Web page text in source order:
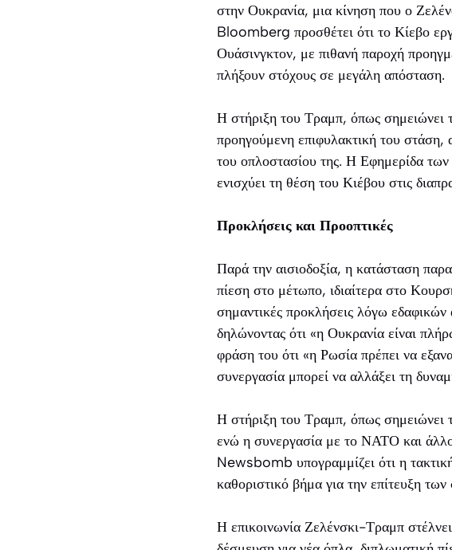
στην Ουκρανία, μια κίνηση που ο
Bloomberg προσθέτει ότι το Κίεβο
Ουάσινγκτον, με πιθανή παροχή
πλήξουν στόχους σε μεγάλη απόσταση.
Η στήριξη του Τραμπ, όπως
προηγούμενη επιφυλακτική του στάση,
του οπλοστασίου της. Η Εφημερίδα
ενισχύει τη θέση του Κιέβου στις
Προκλήσεις και Προοπτικές
Παρά την αισιοδοξία, η κατάσταση
πίεση στο μέτωπο, ιδιαίτερα στο
σημαντικές προκλήσεις λόγω
δηλώνοντας ότι «η Ουκρανία είναι
φράση του ότι «η Ρωσία πρέπει να
συνεργασία μπορεί να αλλάξει τη
Η στήριξη του Τραμπ, όπως σημειώνει
ενώ η συνεργασία με το ΝΑΤΟ και
Newsbomb υπογραμμίζει ότι η
καθοριστικό βήμα για την επίτευξη
Η επικοινωνία Ζελένσκι-Τραμπ